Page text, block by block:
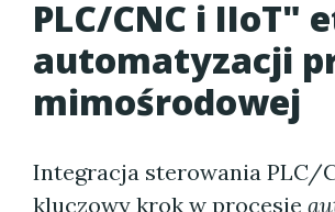
PLC/CNC i IIoT"
automatyzacji
mimośrodowej
Integracja sterowania PLC/
kluczowy krok w procesie